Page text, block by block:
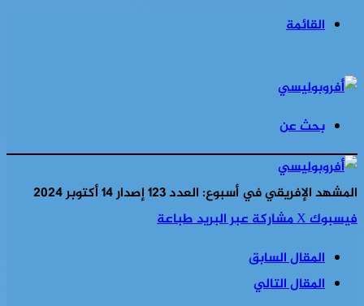
القائمة
بحث عن
المشهد الإفريقي في أسبوع: العدد 123 إصدار 14 أكتوبر 2024
فيسبوك‫Xمشاركة عبر البريدطباعة
المقال السابق
المقال التالي